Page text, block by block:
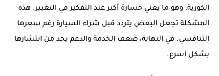
الكورية، وهو ما يعني خسارة أكبر عند التفكير في التغيير. هذه
المشكلة تجعل البعض يتردد قبل شراء السيارة رغم سعرها
التنافسي. في النهاية، ضعف الخدمة والدعم يحد من انتشارها
بشكل أسرع.